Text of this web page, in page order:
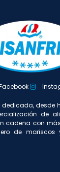
dedicada,
de
cadena con
de